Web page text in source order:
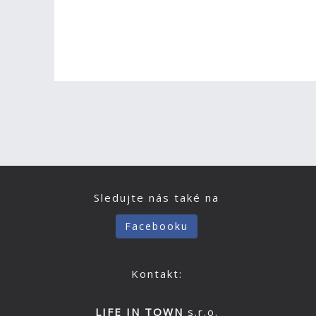
Sledujte nás také na
Facebooku
Kontakt:
LIFE IN TOWN s.r.o.